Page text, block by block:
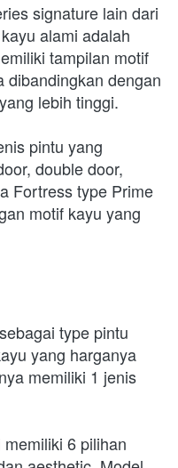
signature lain dari
alami adalah
tampilan motif
dibandingkan dengan
lebih tinggi.
pintu yang
double door,
Fortress type Prime
motif kayu yang
type pintu
yang harganya
memiliki 1 jenis
6 pilihan